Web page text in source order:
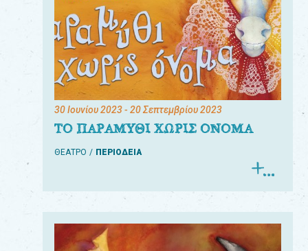
30 Ιουνίου 2023- 20 Σεπτεμβρίου 2023
ΤΟ ΠΑΡΑΜΥΘΙ ΧΩΡΙΣ ΟΝΟΜΑ
ΘΕΑΤΡΟ ΠΕΡΙΟΔΕΙΑ